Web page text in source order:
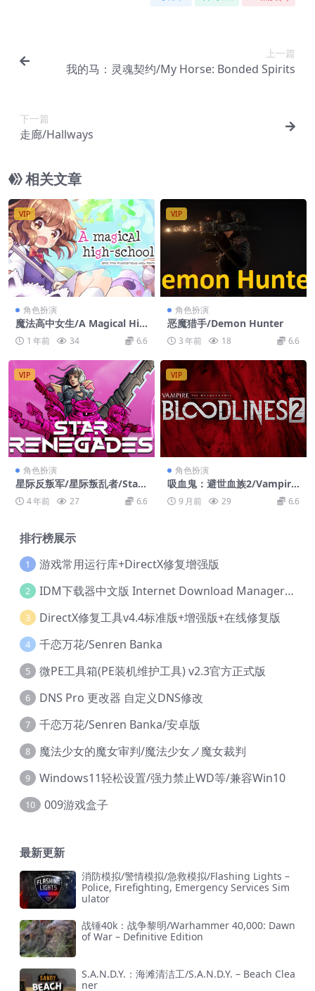
上一篇
我的马：灵魂契约/My Horse: Bonded Spirits
下一篇
走廊/Hallways
相关文章
VIP
角色扮演
魔法高中女生/A Magical Hig
h School Girl
1 年前 34 6.6
VIP
角色扮演
恶魔猎手/Demon Hunter
3 年前 18 6.6
VIP
角色扮演
星际反叛军/星际叛乱者/Star
Renegades
4 年前 27 6.6
VIP
角色扮演
吸血鬼：避世血族2/Vampire:
The Masquerade – Bloodlin
es 29 月前 29 6.6
排行榜展示
1 游戏常用运行库+DirectX修复增强版
2 IDM下载器中文版 Internet Download Manager v6.42.36 IDM
3 DirectX修复工具v4.4标准版+增强版+在线修复版
4 千恋万花/Senren Banka
5 微PE工具箱(PE装机维护工具) v2.3官方正式版
6 DNS Pro 更改器 自定义DNS修改
7 千恋万花/Senren Banka/安卓版
8 魔法少女的魔女审判/魔法少女ノ魔女裁判
9 Windows11轻松设置/强力禁止WD等/兼容Win10
10 009游戏盒子
最新更新
消防模拟/警情模拟/急救模拟/Flashing Lights –
Police, Firefighting, Emergency Services Sim
ulator
战锤40k：战争黎明/Warhammer 40,000: Dawn
of War – Definitive Edition
S.A.N.D.Y.：海滩清洁工/S.A.N.D.Y. – Beach Clea
ner